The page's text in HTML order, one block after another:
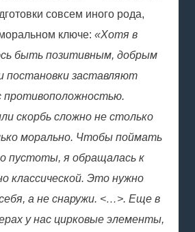
совсем иного рода,
ключе: «Хотя в
быть позитивным, добрым
постановки заставляют
противоположностью.
скорбь сложно не столько
морально. Чтобы поймать
пустоты, я обращалась к
классической. Это нужно
а не снаружи. <…>. Еще в
у нас цирковые элементы,